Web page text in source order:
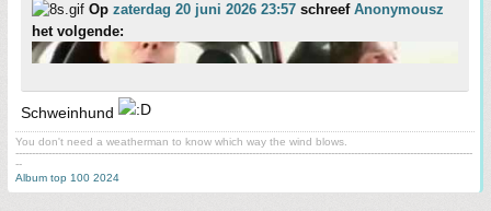
Op zaterdag 20 juni 2026 23:57 schreef Anonymousz
het volgende:
Schweinhund
You don't need a weatherman to know which way the wind blows.
-------------------------------------------------------------------------------------------------------------------------------------------
--
Album top 100 2024